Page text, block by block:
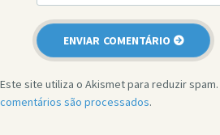
Este site utiliza o Akismet para reduzir spam.
comentários são processados.